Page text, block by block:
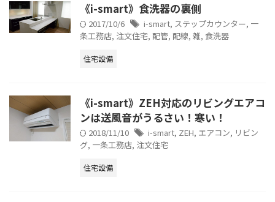
《i-smart》食洗器の裏側
2017/10/6 i-smart, ステップカウンター, 一
条工務店, 注文住宅, 配管, 配線, 雑, 食洗器
住宅設備
《i-smart》ZEH対応のリビングエアコ
ンは送風音がうるさい！寒い！
2018/11/10 i-smart, ZEH, エアコン, リビン
グ, 一条工務店, 注文住宅
住宅設備